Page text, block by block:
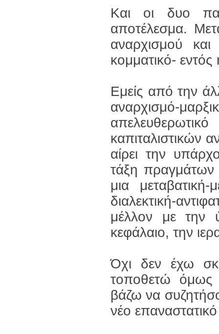
Και οι δυο
αποτέλεσμα.
αναρχισμού
κομματικό-
Εμείς από την
αναρχισμό-
καπιταλιστικών
αίρει την
τάξη πραγμάτων
μια μεταβατική-
διαλεκτική-
μέλλον με την
κεφάλαιο, την
Όχι δεν έχω
τοποθετώ όμως
βάζω να
νέο